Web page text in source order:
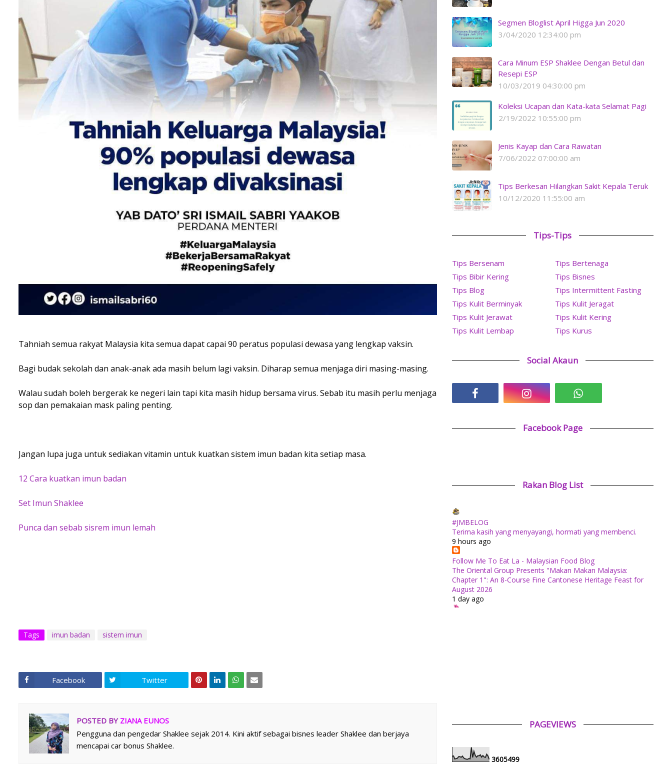
Tahniah semua rakyat Malaysia kita semua dapat capai 90 peratus populasi dewasa yang lengkap vaksin.
Bagi budak sekolah dan anak-anak ada masih belum lagi vaksin. Diharap semua menjaga diri masing-masing.
Walau sudah boleh bergerak ke negeri lain tapi kita masih hidup bersama virus. Sebab itu masih perlu menjaga
sop dan pemakaian mask paling penting.
Jangan lupa juga untuk sediakan vitamin untuk kuatkan sistem imun badan kita setiap masa.
12 Cara kuatkan imun badan
Set Imun Shaklee
Punca dan sebab sisrem imun lemah
Tags imun badan sistem imun
Facebook Twitter
POSTED BYZIANA EUNOS
Pengguna dan pengedar Shaklee sejak 2014. Kini aktif sebagai bisnes leader Shaklee dan berjaya
mencapai car bonus Shaklee.
Segmen Bloglist April Higga Jun 2020
3/04/2020 12:34:00 pm
Cara Minum ESP Shaklee Dengan Betul dan
Resepi ESP
10/03/2019 04:30:00 pm
Koleksi Ucapan dan Kata-kata Selamat Pagi
2/19/2022 10:55:00 pm
Jenis Kayap dan Cara Rawatan
7/06/2022 07:00:00 am
Tips Berkesan Hilangkan Sakit Kepala Teruk
10/12/2020 11:55:00 am
Tips-Tips
Tips Bersenam
Tips Bertenaga
Tips Bibir Kering
Tips Bisnes
Tips Blog
Tips Intermittent Fasting
Tips Kulit Berminyak
Tips Kulit Jeragat
Tips Kulit Jerawat
Tips Kulit Kering
Tips Kulit Lembap
Tips Kurus
Social Akaun
Facebook Page
Rakan Blog List
#JMBELOG
Terima kasih yang menyayangi, hormati yang membenci.
9 hours ago
Follow Me To Eat La - Malaysian Food Blog
The Oriental Group Presents "Makan Makan Malaysia:
Chapter 1": An 8-Course Fine Cantonese Heritage Feast for
August 2026
1 day ago
4 days ago
PAGEVIEWS
3605499